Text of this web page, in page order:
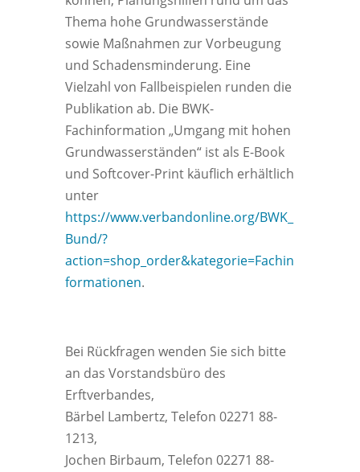
Thema hohe Grundwasserstände
sowie Maßnahmen zur Vorbeugung
und Schadensminderung. Eine
Vielzahl von Fallbeispielen runden die
Publikation ab. Die BWK-
Fachinformation „Umgang mit hohen
Grundwasserständen“ ist als E-Book
und Softcover-Print käuflich erhältlich
unter
https://www.verbandonline.org/BWK_
Bund/?
action=shop_order&kategorie=Fachin
formationen.
Bei Rückfragen wenden Sie sich bitte
an das Vorstandsbüro des
Erftverbandes,
Bärbel Lambertz, Telefon 02271 88-
1213,
Jochen Birbaum, Telefon 02271 88-